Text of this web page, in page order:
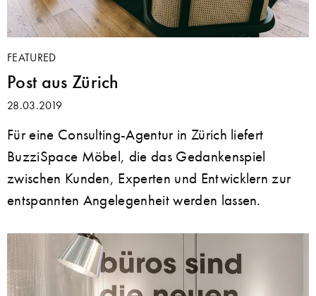
FEATURED
Post aus Zürich
28.03.2019
Für eine Consulting-Agentur in Zürich liefert
BuzziSpace Möbel, die das Gedankenspiel
zwischen Kunden, Experten und Entwicklern zur
entspannten Angelegenheit werden lassen.